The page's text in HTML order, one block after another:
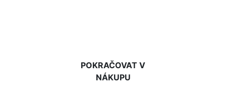
POKRAČOVAT V
NÁKUPU